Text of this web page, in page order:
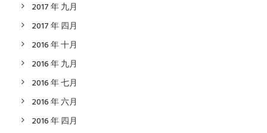
2017 年 九月
2017 年 四月
2016 年 十月
2016 年 九月
2016 年 七月
2016 年 六月
2016 年 四月